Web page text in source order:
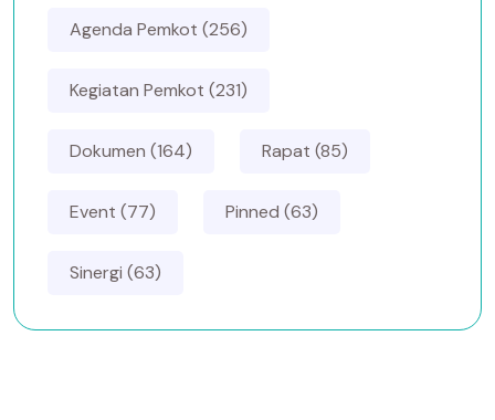
Agenda Pemkot (256)
Kegiatan Pemkot (231)
Dokumen (164) Rapat (85)
Event (77) Pinned (63)
Sinergi (63)